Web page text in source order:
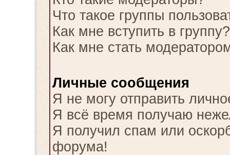
Что такое группы
Как мне вступить в группу?
Как мне стать
Личные сообщения
Я не могу отправить
Я всё время получаю
Я получил спам или
форума!